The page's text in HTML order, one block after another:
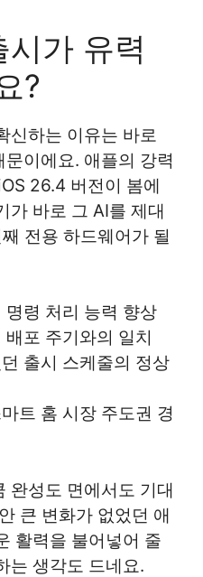
가 유력
?
신하는 이유는 바로
이에요. 애플의 강력
26.4 버전이 봄에
가 바로 그 AI를 제대
전용 하드웨어가 될
명령 처리 능력 향상
포 주기와의 일치
출시 스케줄의 정상
트 홈 시장 주도권 경
완성도 면에서도 기대
큰 변화가 없었던 애
활력을 불어넣어 줄
는 생각도 드네요.